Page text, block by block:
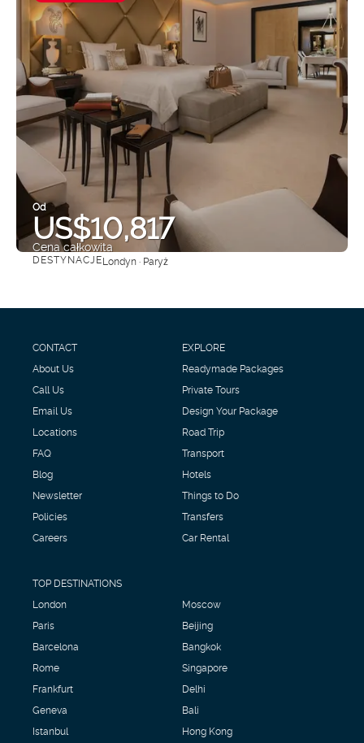
Od
US$10,817
Cena całkowita
Zobacz
DESTYNACJELondyn · Paryż
CONTACT
About Us
Call Us
Email Us
Locations
FAQ
Blog
Newsletter
Policies
Careers
EXPLORE
Readymade Packages
Private Tours
Design Your Package
Road Trip
Transport
Hotels
Things to Do
Transfers
Car Rental
TOP DESTINATIONS
London
Paris
Barcelona
Rome
Frankfurt
Geneva
Istanbul
Moscow
Beijing
Bangkok
Singapore
Delhi
Bali
Hong Kong